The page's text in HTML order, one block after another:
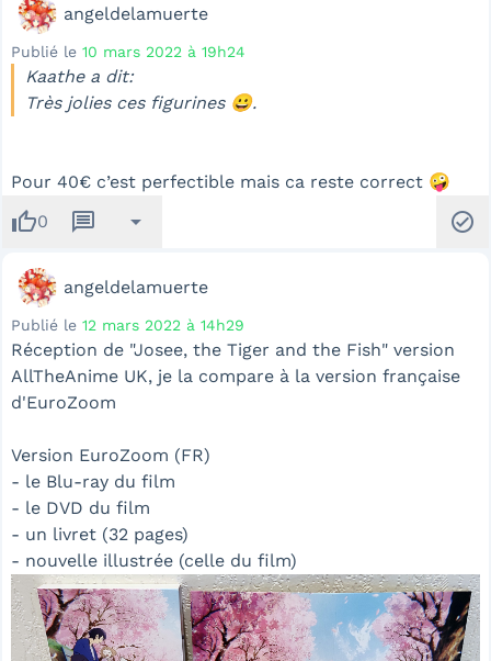
angeldelamuerte
Publié le 10 mars 2022 à 19h24
Kaathe a dit:
Très jolies ces figurines 😀.
Pour 40€ c’est perfectible mais ca reste correct 🤪
thumb_up0 message arrow_drop_down check_circle
angeldelamuerte
Publié le 12 mars 2022 à 14h29
Réception de "Josee, the Tiger and the Fish" version
AllTheAnime UK, je la compare à la version française
d'EuroZoom
Version EuroZoom (FR)
- le Blu-ray du film
- le DVD du film
- un livret (32 pages)
- nouvelle illustrée (celle du film)